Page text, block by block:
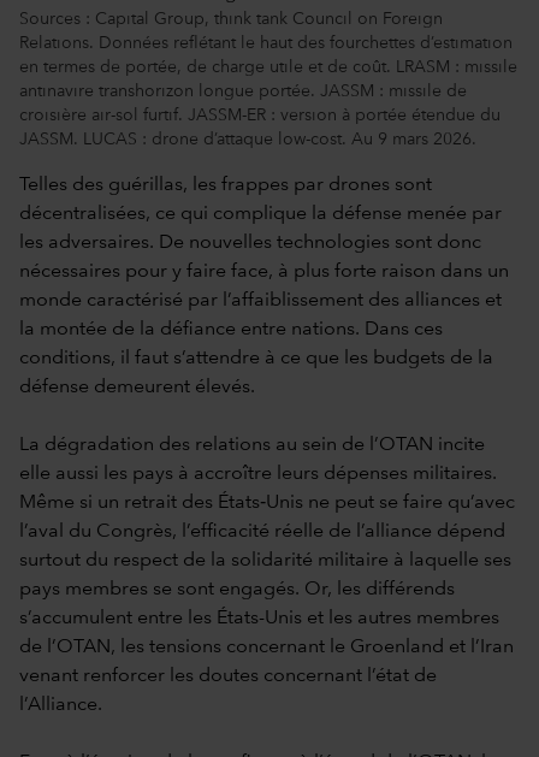
Sources : Capital Group, think tank Council on Foreign
Relations. Données reflétant le haut des fourchettes d’estimation
en termes de portée, de charge utile et de coût. LRASM : missile
antinavire transhorizon longue portée. JASSM : missile de
croisière air-sol furtif. JASSM-ER : version à portée étendue du
JASSM. LUCAS : drone d’attaque low-cost. Au 9 mars 2026.
Telles des guérillas, les frappes par drones sont
décentralisées, ce qui complique la défense menée par
les adversaires. De nouvelles technologies sont donc
nécessaires pour y faire face, à plus forte raison dans un
monde caractérisé par l’affaiblissement des alliances et
la montée de la défiance entre nations. Dans ces
conditions, il faut s’attendre à ce que les budgets de la
défense demeurent élevés.
La dégradation des relations au sein de l’OTAN incite
elle aussi les pays à accroître leurs dépenses militaires.
Même si un retrait des États‑Unis ne peut se faire qu’avec
l’aval du Congrès, l’efficacité réelle de l’alliance dépend
surtout du respect de la solidarité militaire à laquelle ses
pays membres se sont engagés. Or, les différends
s’accumulent entre les États-Unis et les autres membres
de l’OTAN, les tensions concernant le Groenland et l’Iran
venant renforcer les doutes concernant l’état de
l’Alliance.